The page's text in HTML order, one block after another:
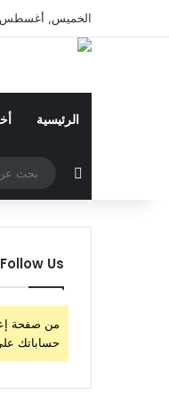
الخميس, أغسطس 6 2026
الرئيسية
مقال
Follow Us
من صفحة
حساباتك